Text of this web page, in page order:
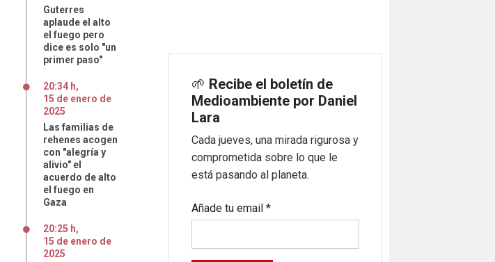
Guterres
aplaude el alto
el fuego pero
dice es solo "un
primer paso"
20:34 h,
15 de enero de
2025
Las familias de
rehenes acogen
con "alegría y
alivio" el
acuerdo de alto
el fuego en
Gaza
20:25 h,
15 de enero de
2025
🌱 Recibe el boletín de
Medioambiente por Daniel
Lara
Cada jueves, una mirada rigurosa y
comprometida sobre lo que le
está pasando al planeta.
Añade tu email*